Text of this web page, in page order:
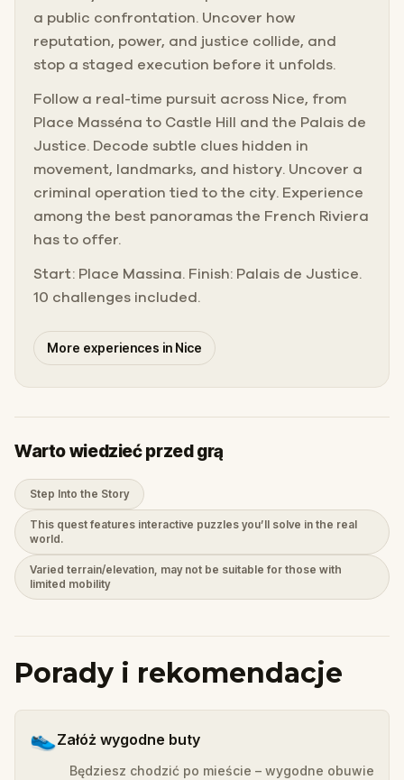
a public confrontation. Uncover how
reputation, power, and justice collide, and
stop a staged execution before it unfolds.
Follow a real-time pursuit across Nice, from
Place Masséna to Castle Hill and the Palais de
Justice. Decode subtle clues hidden in
movement, landmarks, and history. Uncover a
criminal operation tied to the city. Experience
among the best panoramas the French Riviera
has to offer.
Start: Place Massina. Finish: Palais de Justice.
10 challenges included.
More experiences in Nice
Warto wiedzieć przed grą
Step Into the Story
This quest features interactive puzzles you’ll solve in the real
world.
Varied terrain/elevation, may not be suitable for those with
limited mobility
Porady i rekomendacje
👟Załóż wygodne buty
Będziesz chodzić po mieście – wygodne obuwie